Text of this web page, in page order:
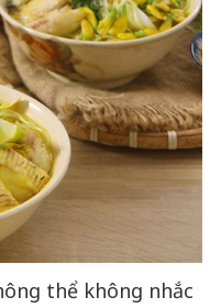
thể không nhắc